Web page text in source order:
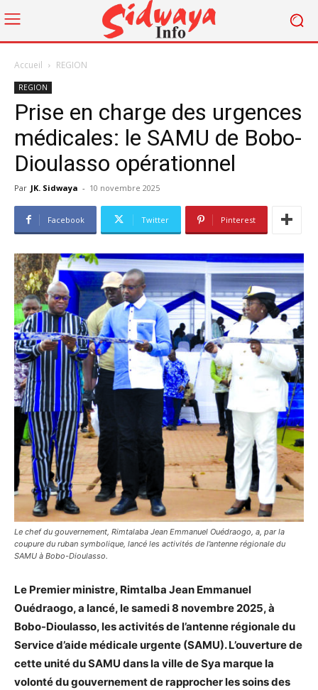
Accueil REGION
REGION
Prise en charge des urgences
médicales: le SAMU de Bobo-
Dioulasso opérationnel
Par JK. Sidwaya - 10 novembre 2025
Facebook Twitter Pinterest
Le chef du gouvernement, Rimtalaba Jean Emmanuel Ouédraogo, a, par la
coupure du ruban symbolique, lancé les activités de l’antenne régionale du
SAMU à Bobo-Dioulasso.
Le Premier ministre, Rimtalba Jean Emmanuel
Ouédraogo, a lancé, le samedi 8 novembre 2025, à
Bobo-Dioulasso, les activités de l’antenne régionale du
Service d’aide médicale urgente (SAMU). L’ouverture de
cette unité du SAMU dans la ville de Sya marque la
volonté du gouvernement de rapprocher les soins des